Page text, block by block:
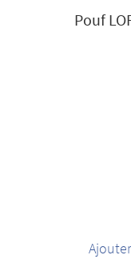
Pouf